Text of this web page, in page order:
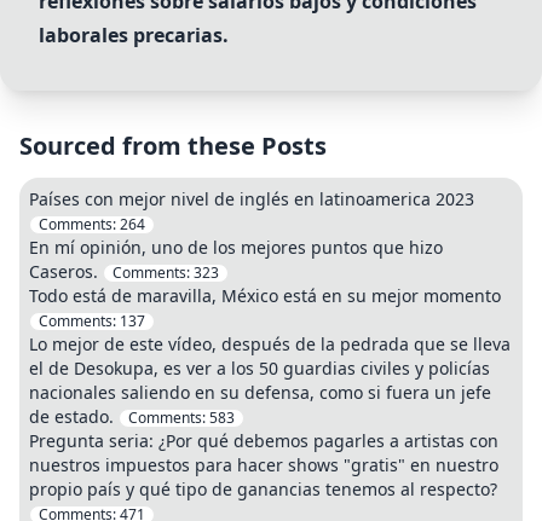
laborales precarias.
Sourced from these Posts
Países con mejor nivel de inglés en latinoamerica 2023
Comments:264
En mí opinión, uno de los mejores puntos que hizo
Caseros.
Comments:323
Todo está de maravilla, México está en su mejor momento
Comments: 137
Lo mejor de este vídeo, después de la pedrada que se lleva
el de Desokupa, es ver a los 50 guardias civiles y policías
nacionales saliendo en su defensa, como si fuera un jefe
de estado.
Comments:583
Pregunta seria: ¿Por qué debemos pagarles a artistas con
nuestros impuestos para hacer shows "gratis" en nuestro
propio país y qué tipo de ganancias tenemos al respecto?
Comments:471